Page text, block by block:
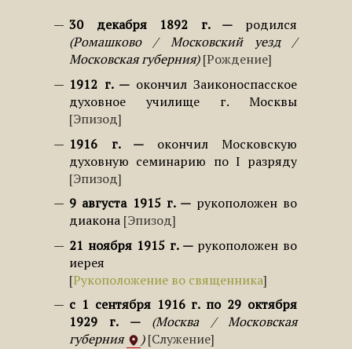
30 декабря 1892 г.
родился
Ромашково / Московский уезд /
Московская губерния
Рождение
1912 г.
окончил Заиконоспасское
духовное училище г. Москвы
Эпизод
1916 г.
окончил Московскую
духовную семинарию по I разряду
Эпизод
9 августа 1915 г.
рукоположен во
диакона Эпизод
21 ноября 1915 г.
рукоположен во
иерея
Рукоположение во священника
с 1 сентября 1916 г. по 29 октября
1929 г.
Москва / Московская
губерния
Служение